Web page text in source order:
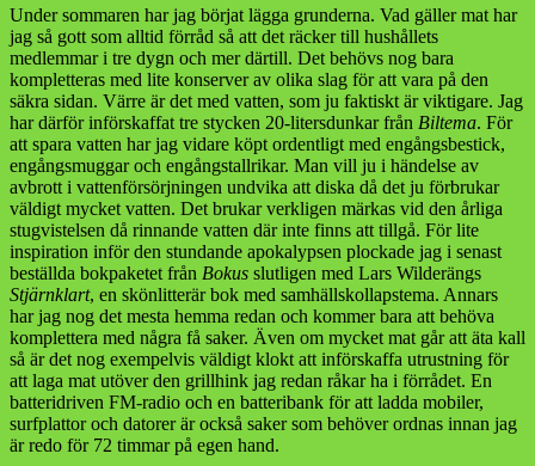
Under sommaren har jag börjat lägga grunderna. Vad gäller mat har
jag så gott som alltid förråd så att det räcker till hushållets
medlemmar i tre dygn och mer därtill. Det behövs nog bara
kompletteras med lite konserver av olika slag för att vara på den
säkra sidan. Värre är det med vatten, som ju faktiskt är viktigare. Jag
har därför införskaffat tre stycken 20-litersdunkar från Biltema. För
att spara vatten har jag vidare köpt ordentligt med engångsbestick,
engångsmuggar och engångstallrikar. Man vill ju i händelse av
avbrott i vattenförsörjningen undvika att diska då det ju förbrukar
väldigt mycket vatten. Det brukar verkligen märkas vid den årliga
stugvistelsen då rinnande vatten där inte finns att tillgå. För lite
inspiration inför den stundande apokalypsen plockade jag i senast
beställda bokpaketet från Bokus slutligen med Lars Wilderängs
Stjärnklart, en skönlitterär bok med samhällskollapstema. Annars
har jag nog det mesta hemma redan och kommer bara att behöva
komplettera med några få saker. Även om mycket mat går att äta kall
så är det nog exempelvis väldigt klokt att införskaffa utrustning för
att laga mat utöver den grillhink jag redan råkar ha i förrådet. En
batteridriven FM-radio och en batteribank för att ladda mobiler,
surfplattor och datorer är också saker som behöver ordnas innan jag
är redo för 72 timmar på egen hand.